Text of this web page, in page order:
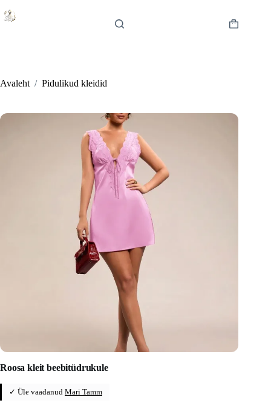
to
Shopping
Avaleht / Pidulikud kleidid
Roosa kleit beebitüdrukule
✓ Üle vaadanud Mari Tamm